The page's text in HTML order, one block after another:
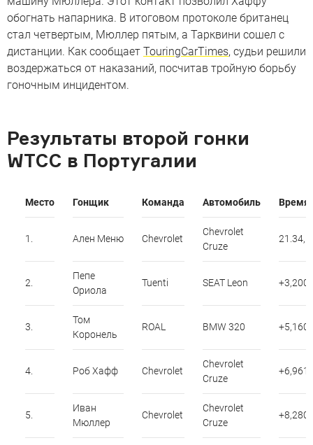
обогнать напарника. В итоговом протоколе британец
стал четвертым, Мюллер пятым, а Тарквини сошел с
дистанции. Как сообщает TouringCarTimes, судьи решили
воздержаться от наказаний, посчитав тройную борьбу
гоночным инцидентом.
Результаты второй гонки
WTCC в Португалии
Место Гонщик Команда Автомобиль Время
1. Ален Меню Chevrolet
Chevrolet
Cruze
2.
Пепе
Ориола
Tuenti SEAT Leon +3,200
3.
Том
Коронель
ROAL BMW 320 +5,160
4. Роб Хафф Chevrolet
Chevrolet
Cruze
+6,961
5.
Иван
Мюллер
Chevrolet
Chevrolet
Cruze
+8,280